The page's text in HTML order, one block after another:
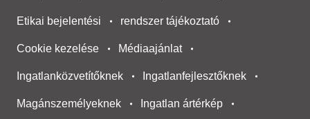
Etikai bejelentési rendszer tájékoztató
Cookie kezelése Médiaajánlat
Ingatlanközvetítőknek Ingatlanfejlesztőknek
Magánszemélyeknek Ingatlan ártérkép